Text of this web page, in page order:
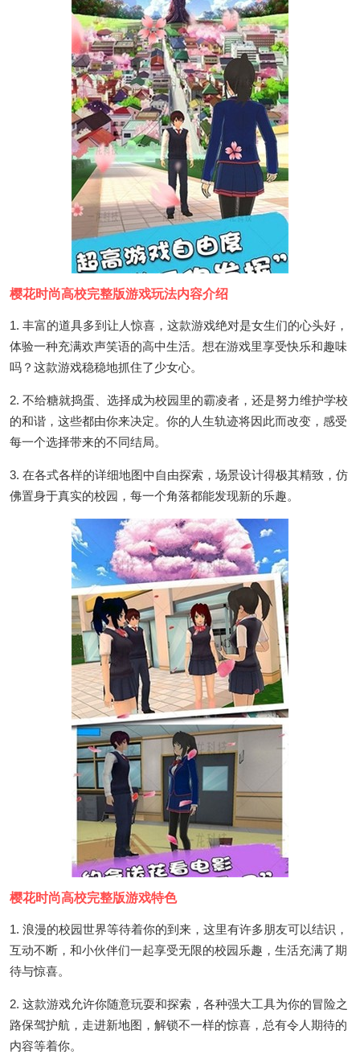
樱花时尚高校完整版游戏玩法内容介绍
1. 丰富的道具多到让人惊喜，这款游戏绝对是女生们的心头好，
体验一种充满欢声笑语的高中生活。想在游戏里享受快乐和趣味
吗？这款游戏稳稳地抓住了少女心。
2. 不给糖就捣蛋、选择成为校园里的霸凌者，还是努力维护学校
的和谐，这些都由你来决定。你的人生轨迹将因此而改变，感受
每一个选择带来的不同结局。
3. 在各式各样的详细地图中自由探索，场景设计得极其精致，仿
佛置身于真实的校园，每一个角落都能发现新的乐趣。
樱花时尚高校完整版游戏特色
1. 浪漫的校园世界等待着你的到来，这里有许多朋友可以结识，
互动不断，和小伙伴们一起享受无限的校园乐趣，生活充满了期
待与惊喜。
2. 这款游戏允许你随意玩耍和探索，各种强大工具为你的冒险之
路保驾护航，走进新地图，解锁不一样的惊喜，总有令人期待的
内容等着你。